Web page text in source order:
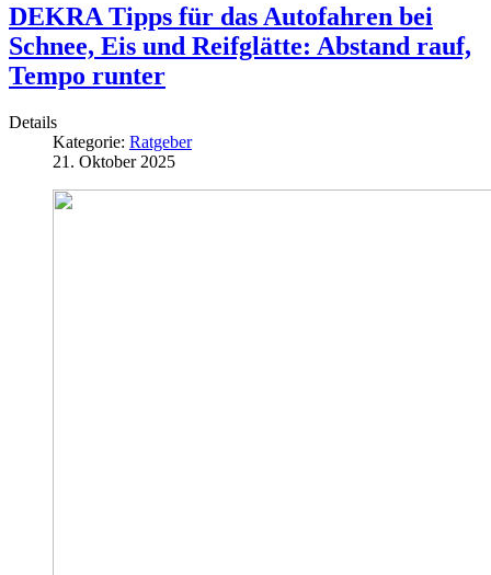
DEKRA Tipps für das Autofahren bei
Schnee, Eis und Reifglätte: Abstand rauf,
Tempo runter
Details
Kategorie: Ratgeber
21. Oktober 2025